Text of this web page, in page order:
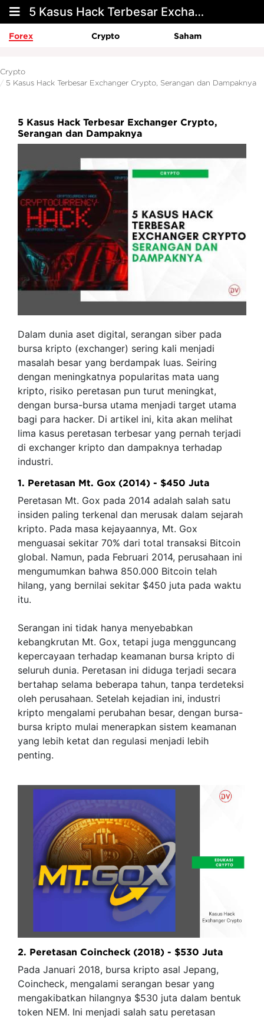
5 Kasus Hack Terbesar Exchanger Crypto, Serangan dan Dampaknya
Forex Crypto Saham
Crypto
5 Kasus Hack Terbesar Exchanger Crypto, Serangan dan Dampaknya
5 Kasus Hack Terbesar Exchanger Crypto,
Serangan dan Dampaknya
Dalam dunia aset digital, serangan siber pada
bursa kripto (exchanger) sering kali menjadi
masalah besar yang berdampak luas. Seiring
dengan meningkatnya popularitas mata uang
kripto, risiko peretasan pun turut meningkat,
dengan bursa-bursa utama menjadi target utama
bagi para hacker. Di artikel ini, kita akan melihat
lima kasus peretasan terbesar yang pernah terjadi
di exchanger kripto dan dampaknya terhadap
industri.
1. Peretasan Mt. Gox (2014) - $450 Juta
Peretasan Mt. Gox pada 2014 adalah salah satu
insiden paling terkenal dan merusak dalam sejarah
kripto. Pada masa kejayaannya, Mt. Gox
menguasai sekitar 70% dari total transaksi Bitcoin
global. Namun, pada Februari 2014, perusahaan ini
mengumumkan bahwa 850.000 Bitcoin telah
hilang, yang bernilai sekitar $450 juta pada waktu
itu.
Serangan ini tidak hanya menyebabkan
kebangkrutan Mt. Gox, tetapi juga mengguncang
kepercayaan terhadap keamanan bursa kripto di
seluruh dunia. Peretasan ini diduga terjadi secara
bertahap selama beberapa tahun, tanpa terdeteksi
oleh perusahaan. Setelah kejadian ini, industri
kripto mengalami perubahan besar, dengan bursa-
bursa kripto mulai menerapkan sistem keamanan
yang lebih ketat dan regulasi menjadi lebih
penting.
2. Peretasan Coincheck (2018) - $530 Juta
Pada Januari 2018, bursa kripto asal Jepang,
Coincheck, mengalami serangan besar yang
mengakibatkan hilangnya $530 juta dalam bentuk
token NEM. Ini menjadi salah satu peretasan